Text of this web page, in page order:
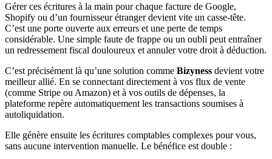
Gérer ces écritures à la main pour chaque facture de Google,
Shopify ou d’un fournisseur étranger devient vite un casse-tête.
C’est une porte ouverte aux erreurs et une perte de temps
considérable. Une simple faute de frappe ou un oubli peut entraîner
un redressement fiscal douloureux et annuler votre droit à déduction.
C’est précisément là qu’une solution comme Bizyness devient votre
meilleur allié. En se connectant directement à vos flux de vente
(comme Stripe ou Amazon) et à vos outils de dépenses, la
plateforme repère automatiquement les transactions soumises à
autoliquidation.
Elle génère ensuite les écritures comptables complexes pour vous,
sans aucune intervention manuelle. Le bénéfice est double :